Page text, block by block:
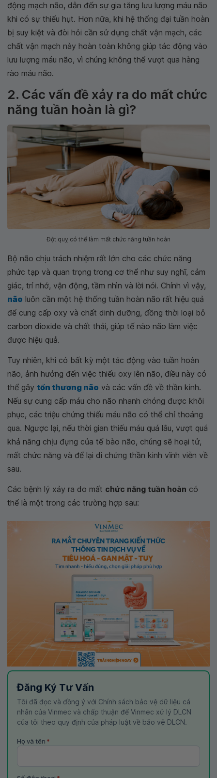
động mạch não, dẫn đến sự gia tăng lưu lượng máu não
khi có sự thiếu hụt. Hơn nữa, khi hệ thống đại tuần hoàn
bị suy kiệt và đòi hỏi cần sử dụng chất vận mạch, các
chất vận mạch này hoàn toàn không giúp tác động vào
lưu lượng máu não, vì chúng không thể vượt qua hàng
rào máu não.
2. Các vấn đề xảy ra do mất chức
năng tuần hoàn là gì?
Đột quỵ có thể làm mất chức năng tuần hoàn
Bộ não chịu trách nhiệm rất lớn cho các chức năng
phức tạp và quan trọng trong cơ thể như suy nghĩ, cảm
giác, trí nhớ, vận động, tầm nhìn và lời nói. Chính vì vậy,
não luôn cần một hệ thống tuần hoàn não rất hiệu quả
để cung cấp oxy và chất dinh dưỡng, đồng thời loại bỏ
carbon dioxide và chất thải, giúp tế nào não làm việc
được hiệu quả.
Tuy nhiên, khi có bất kỳ một tác động vào tuần hoàn
não, ảnh hưởng đến việc thiếu oxy lên não, điều này có
thể gây tổn thương não và các vấn đề về thần kinh.
Nếu sự cung cấp máu cho não nhanh chóng được khôi
phục, các triệu chứng thiếu máu não có thể chỉ thoáng
qua. Ngược lại, nếu thời gian thiếu máu quá lâu, vượt quá
khả năng chịu đựng của tế bào não, chúng sẽ hoại tử,
mất chức năng và để lại di chứng thần kinh vĩnh viễn về
sau.
Các bệnh lý xảy ra do mất chức năng tuần hoàn có
thể là một trong các trường hợp sau:
Đăng Ký Tư Vấn
Tôi đã đọc và đồng ý với Chính sách bảo vệ dữ liệu cá
nhân của Vinmec và chấp thuận để Vinmec xử lý DLCN
của tôi theo quy định của pháp luật về bảo vệ DLCN.
Họ và tên *